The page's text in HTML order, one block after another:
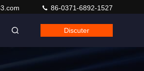
86-0371-6892-1527
Discuter